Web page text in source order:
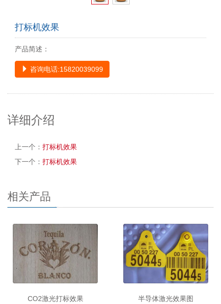
打标机效果
产品简述：
咨询电话:15820039099
详细介绍
上一个： 打标机效果
下一个： 打标机效果
相关产品
CO2激光打标效果 半导体激光效果图